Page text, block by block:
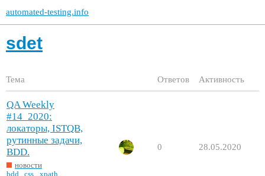
automated-testing.info
sdet
Тема Ответов Активность
QA Weekly
#14_2020:
локаторы, ISTQB,
рутинные задачи,
BDD.
новости
bdd
,css xpath
0 28.05.2020